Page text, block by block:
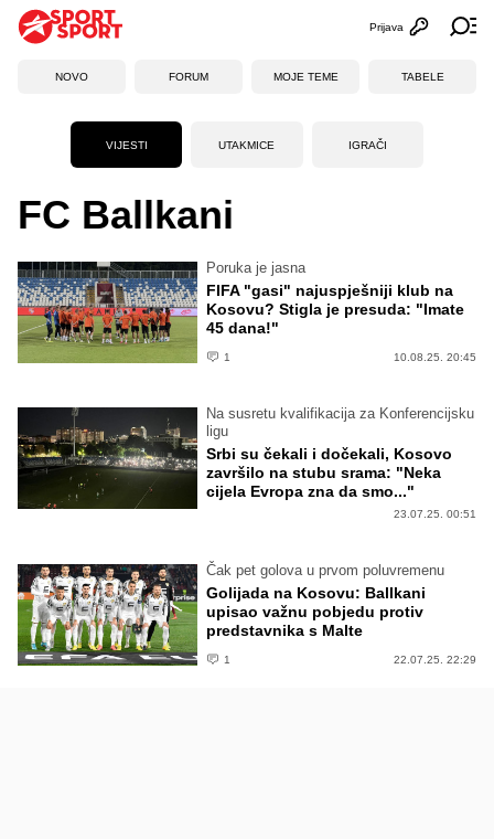
Otvori
Prijava
NOVO FORUM MOJE TEME TABELE
VIJESTI UTAKMICE IGRAČI
FC Ballkani
Poruka je jasna
FIFA "gasi" najuspješniji klub na
Kosovu? Stigla je presuda: "Imate
45 dana!"
1 10.08.25. 20:45
Na susretu kvalifikacija za Konferencijsku
ligu
Srbi su čekali i dočekali, Kosovo
završilo na stubu srama: "Neka
cijela Evropa zna da smo..."
23.07.25. 00:51
Čak pet golova u prvom poluvremenu
Golijada na Kosovu: Ballkani
upisao važnu pobjedu protiv
predstavnika s Malte
1 22.07.25. 22:29